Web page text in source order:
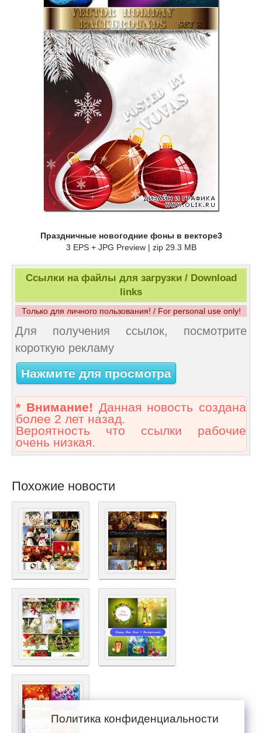
Праздничные новогодние фоны в векторе3
3 EPS + JPG Preview | zip 29.3 MB
Ссылки на файлы для загрузки / Download
links
Только для личного пользования! / For personal use only!
Для получения ссылок, посмотрите
короткую рекламу
Нажмите для просмотра
* Внимание! Данная новость создана
более 2 лет назад.
Вероятность что ссылки рабочие
очень низкая.
Похожие новости
Политика конфиденциальности